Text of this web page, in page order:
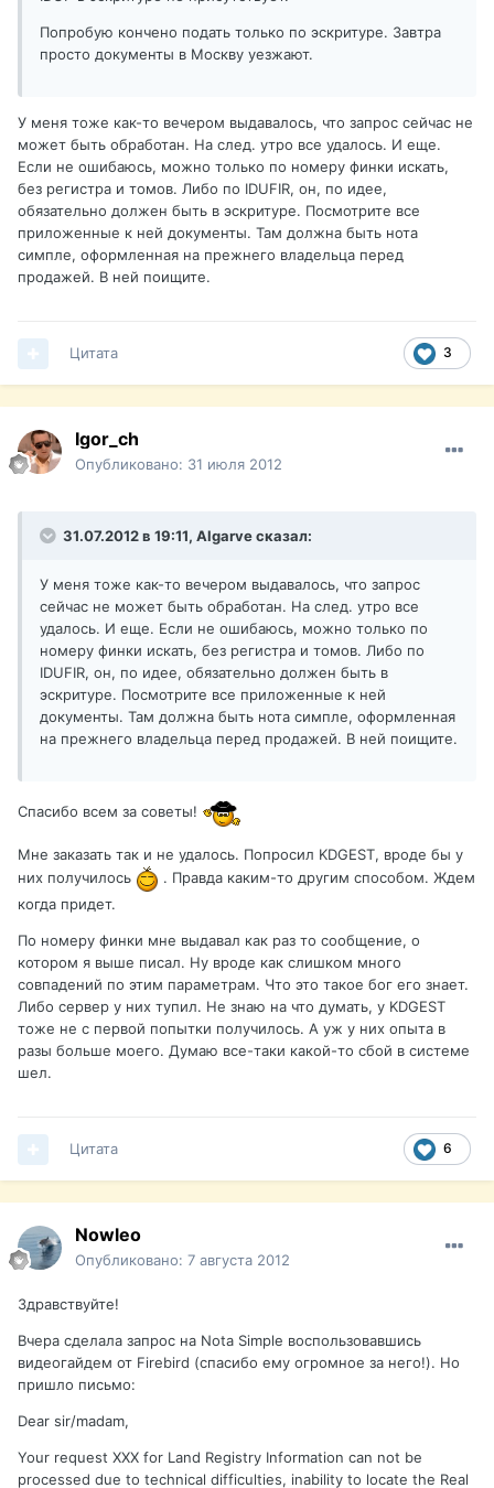
Попробую кончено подать только по эскритуре. Завтра
просто документы в Москву уезжают.
У меня тоже как-то вечером выдавалось, что запрос сейчас не
может быть обработан. На след. утро все удалось. И еще.
Если не ошибаюсь, можно только по номеру финки искать,
без регистра и томов. Либо по IDUFIR, он, по идее,
обязательно должен быть в эскритуре. Посмотрите все
приложенные к ней документы. Там должна быть нота
симпле, оформленная на прежнего владельца перед
продажей. В ней поищите.
3
Цитата
Igor_ch
Опубликовано: 31 июля 2012
31.07.2012 в 19:11, Algarve сказал:
У меня тоже как-то вечером выдавалось, что запрос
сейчас не может быть обработан. На след. утро все
удалось. И еще. Если не ошибаюсь, можно только по
номеру финки искать, без регистра и томов. Либо по
IDUFIR, он, по идее, обязательно должен быть в
эскритуре. Посмотрите все приложенные к ней
документы. Там должна быть нота симпле, оформленная
на прежнего владельца перед продажей. В ней поищите.
Спасибо всем за советы!
Мне заказать так и не удалось. Попросил KDGEST, вроде бы у
них получилось
. Правда каким-то другим способом. Ждем
когда придет.
По номеру финки мне выдавал как раз то сообщение, о
котором я выше писал. Ну вроде как слишком много
совпадений по этим параметрам. Что это такое бог его знает.
Либо сервер у них тупил. Не знаю на что думать, у KDGEST
тоже не с первой попытки получилось. А уж у них опыта в
разы больше моего. Думаю все-таки какой-то сбой в системе
шел.
6
Цитата
Nowleo
Опубликовано: 7 августа 2012
Здравствуйте!
Вчера сделала запрос на Nota Simple воспользовавшись
видеогайдем от Firebird (спасибо ему огромное за него!). Но
пришло письмо:
Dear sir/madam,
Your request ХХХ for Land Registry Information can not be
processed due to technical difficulties, inability to locate the Real